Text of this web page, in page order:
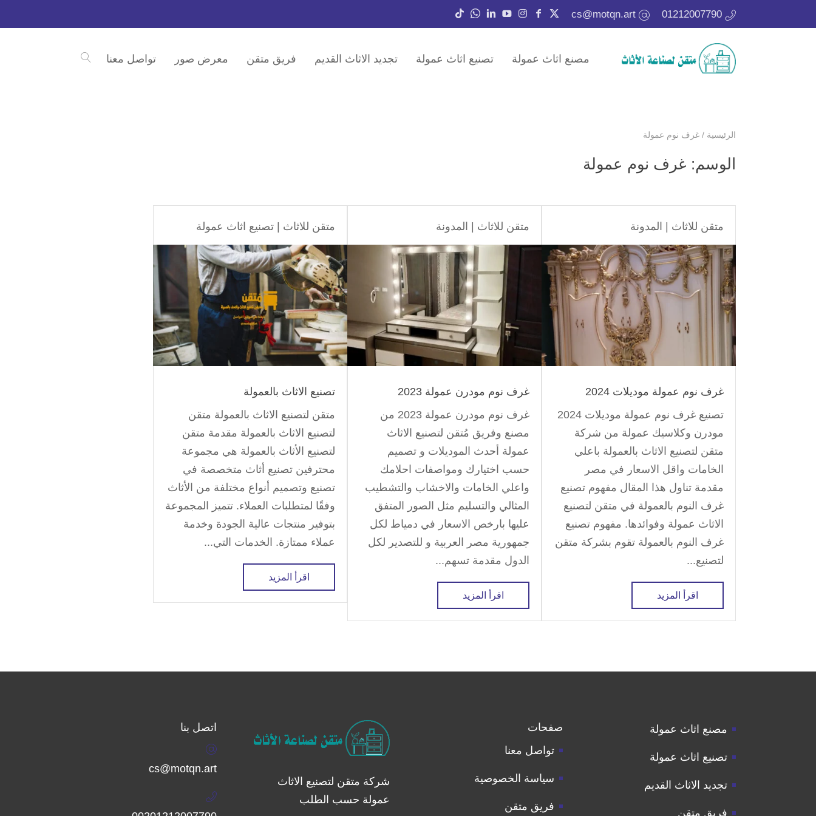
01212007790
cs@motqn.art
مصنع اثاث عمولة تصنيع اثاث عمولة تجديد الاثاث القديم فريق متقن معرض صور تواصل معنا
الرئيسية / غرف نوم عمولة
الوسم: غرف نوم عمولة
متقن للاثاث المدونة
غرف نوم عمولة موديلات 2024
تصنيع غرف نوم عمولة موديلات 2024
مودرن وكلاسيك عمولة من شركة
متقن لتصنيع الاثاث بالعمولة باعلي
الخامات واقل الاسعار في مصر
مقدمة تناول هذا المقال مفهوم تصنيع
غرف النوم بالعمولة في متقن لتصنيع
الاثاث عمولة وفوائدها. مفهوم تصنيع
غرف النوم بالعمولة تقوم بشركة متقن
لتصنيع...
اقرأ المزيد
متقن للاثاث المدونة
غرف نوم مودرن عمولة 2023
غرف نوم مودرن عمولة 2023 من
مصنع وفريق مُتقن لتصنيع الاثاث
عمولة أحدث الموديلات و تصميم
حسب اختيارك ومواصفات احلامك
واعلي الخامات والاخشاب والتشطيب
المثالي والتسليم مثل الصور المتفق
عليها بارخص الاسعار في دمياط لكل
جمهورية مصر العربية و للتصدير لكل
الدول مقدمة تسهم...
اقرأ المزيد
متقن للاثاث تصنيع اثاث عمولة
تصنيع الاثاث بالعمولة
متقن لتصنيع الاثاث بالعمولة متقن
لتصنيع الاثاث بالعمولة مقدمة متقن
لتصنيع الأثاث بالعمولة هي مجموعة
محترفين تصنيع أثاث متخصصة في
تصنيع وتصميم أنواع مختلفة من الأثاث
وفقًا لمتطلبات العملاء. تتميز المجموعة
بتوفير منتجات عالية الجودة وخدمة
عملاء ممتازة. الخدمات التي...
اقرأ المزيد
مصنع اثاث عمولة
تصنيع اثاث عمولة
تجديد الاثاث القديم
فريق متقن
صفحات
تواصل معنا
سياسة الخصوصية
فريق متقن
شركة متقن لتصنيع الاثاث
عمولة حسب الطلب
اتصل بنا
cs@motqn.art